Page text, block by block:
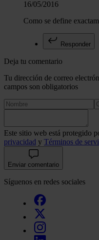
16/05/2016
Como se define
Responder
Deja tu comentario
Tu dirección de correo
campos son obligatorios
Este sitio web está protegido
privacidad y Términos de
Enviar comentario
Síguenos en redes sociales